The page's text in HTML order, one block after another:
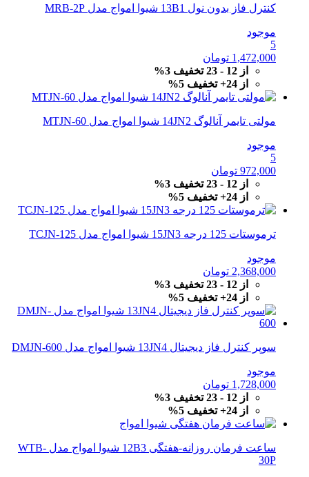
کنترل فاز بدون نول 13B1 شیوا امواج مدل MRB-2P
موجود
5
1,472,000 تومان
از 12 - 23 تخفیف 3%
از 24+ تخفیف 5%
مولتی تایمر آنالوگ 14JN2 شیوا امواج مدل MTJN-60
موجود
5
972,000 تومان
از 12 - 23 تخفیف 3%
از 24+ تخفیف 5%
ترموستات 125 درجه 15JN3 شیوا امواج مدل TCJN-125
موجود
2,368,000 تومان
از 12 - 23 تخفیف 3%
از 24+ تخفیف 5%
سوپر کنترل فاز دیجیتال 13JN4 شیوا امواج مدل DMJN-600
موجود
1,728,000 تومان
از 12 - 23 تخفیف 3%
از 24+ تخفیف 5%
ساعت فرمان روزانه-هفتگی 12B3 شیوا امواج مدل WTB-
30P